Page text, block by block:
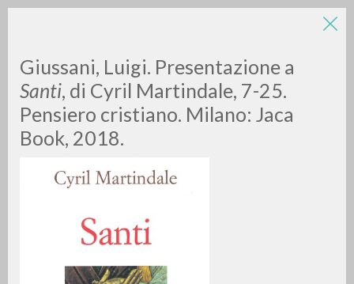
Giussani, Luigi. Presentazione a
Santi, di Cyril Martindale, 7-25.
Pensiero cristiano. Milano: Jaca
Book, 2018.
LUIGI
GIUSSANI